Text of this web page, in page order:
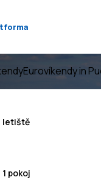
Eurovíkendy in